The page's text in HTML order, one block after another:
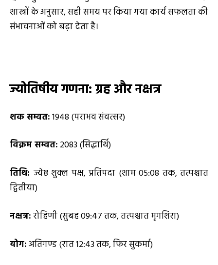
शास्त्रों के अनुसार, सही समय पर किया गया कार्य सफलता की
संभावनाओं को बढ़ा देता है।
ज्योतिषीय गणना: ग्रह और नक्षत्र
शक सम्वत:1948 (पराभव संवत्सर)
विक्रम सम्वत: 2083 (सिद्धार्थि)
तिथि: ज्येष्ठ शुक्ल पक्ष, प्रतिपदा (शाम 05:08 तक, तत्पश्चात
द्वितीया)
नक्षत्र:रोहिणी (सुबह 09:47 तक, तत्पश्चात मृगशिरा)
योग:अतिगण्ड (रात 12:43 तक, फिर सुकर्मा)